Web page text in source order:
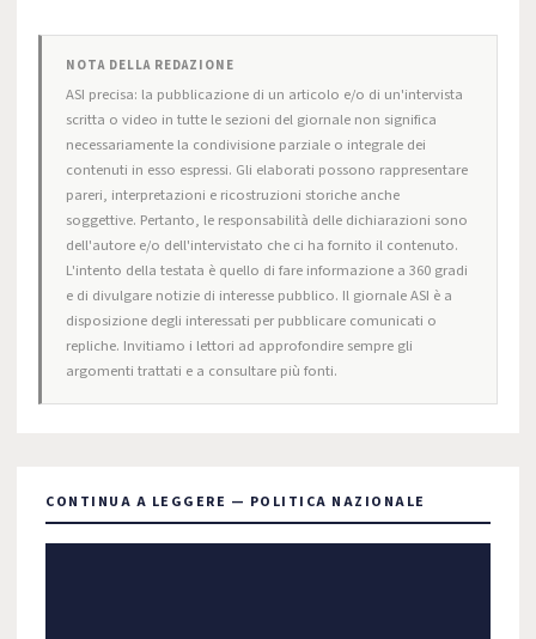
NOTA DELLA REDAZIONE
ASI precisa: la pubblicazione di un articolo e/o di un'intervista
scritta o video in tutte le sezioni del giornale non significa
necessariamente la condivisione parziale o integrale dei
contenuti in esso espressi. Gli elaborati possono rappresentare
pareri, interpretazioni e ricostruzioni storiche anche
soggettive. Pertanto, le responsabilità delle dichiarazioni sono
dell'autore e/o dell'intervistato che ci ha fornito il contenuto.
L'intento della testata è quello di fare informazione a 360 gradi
e di divulgare notizie di interesse pubblico. Il giornale ASI è a
disposizione degli interessati per pubblicare comunicati o
repliche. Invitiamo i lettori ad approfondire sempre gli
argomenti trattati e a consultare più fonti.
CONTINUA A LEGGERE — POLITICA NAZIONALE